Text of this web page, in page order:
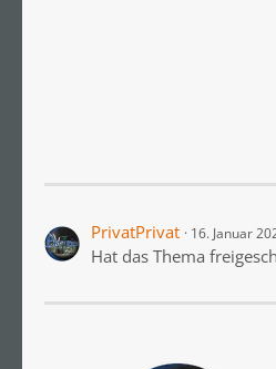
PrivatPrivat 16. Januar
Hat das Thema